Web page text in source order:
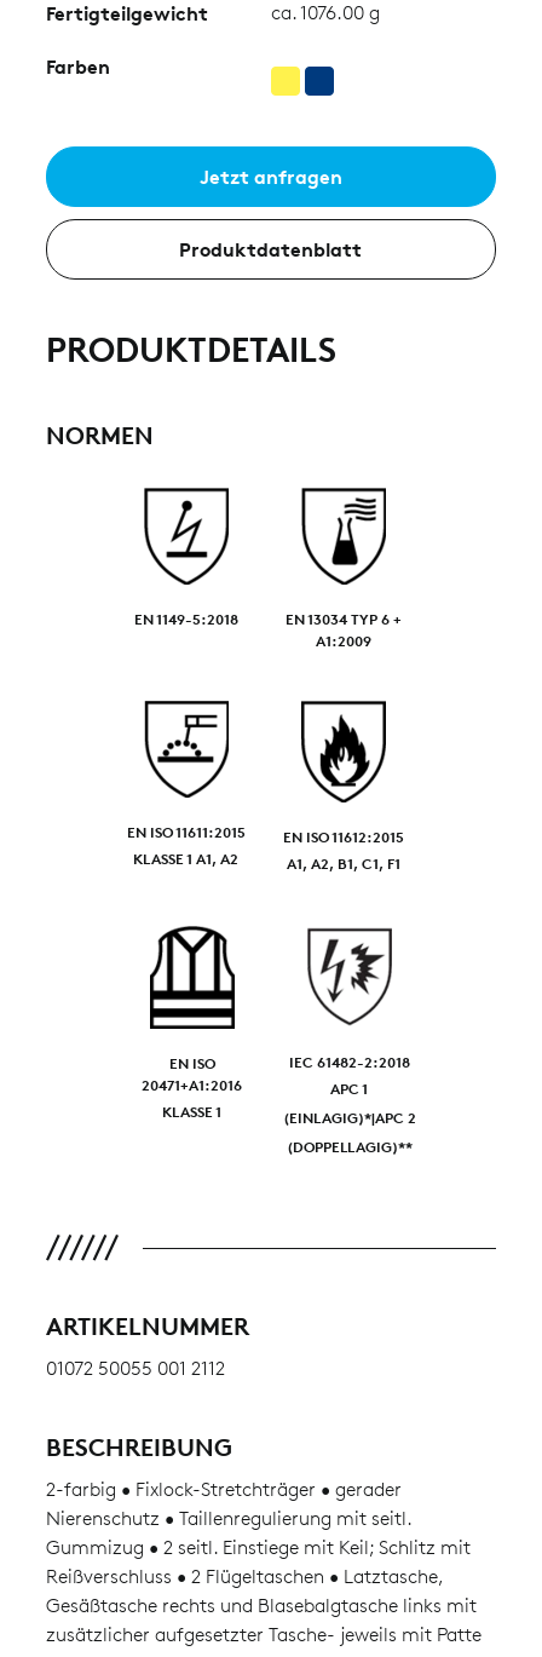
Fertigteilgewicht ca. 1076.00 g
Farben
Jetzt anfragen
Produktdatenblatt
PRODUKTDETAILS
NORMEN
EN 1149-5:2018
EN 13034 TYP 6 +
A1:2009
EN ISO 11611:2015
KLASSE 1 A1, A2
EN ISO 11612:2015
A1, A2, B1, C1, F1
EN ISO
20471+A1:2016
KLASSE 1
IEC 61482-2:2018
APC 1
(EINLAGIG)*|APC 2
(DOPPELLAGIG)**
ARTIKELNUMMER
01072 50055 001 2112
BESCHREIBUNG
2-farbig • Fixlock-Stretchträger • gerader
Nierenschutz • Taillenregulierung mit seitl.
Gummizug • 2 seitl. Einstiege mit Keil; Schlitz mit
Reißverschluss • 2 Flügeltaschen • Latztasche,
Gesäßtasche rechts und Blasebalgtasche links mit
zusätzlicher aufgesetzter Tasche- jeweils mit Patte